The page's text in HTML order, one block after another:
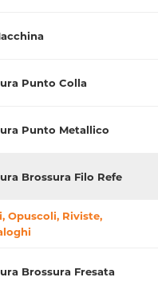
Punto Colla
Punto Metallico
Brossura Filo Refe
Opuscoli, Riviste,
Brossura Fresata